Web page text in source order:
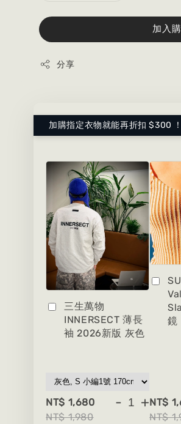
加入
分享
加購指定衣物就能再折扣 $300
三生萬物
INNERSECT 薄長
袖 2026新版 灰色
NT$ 1,680
NT$ 1,980
- +
鏡
NT$
NT$